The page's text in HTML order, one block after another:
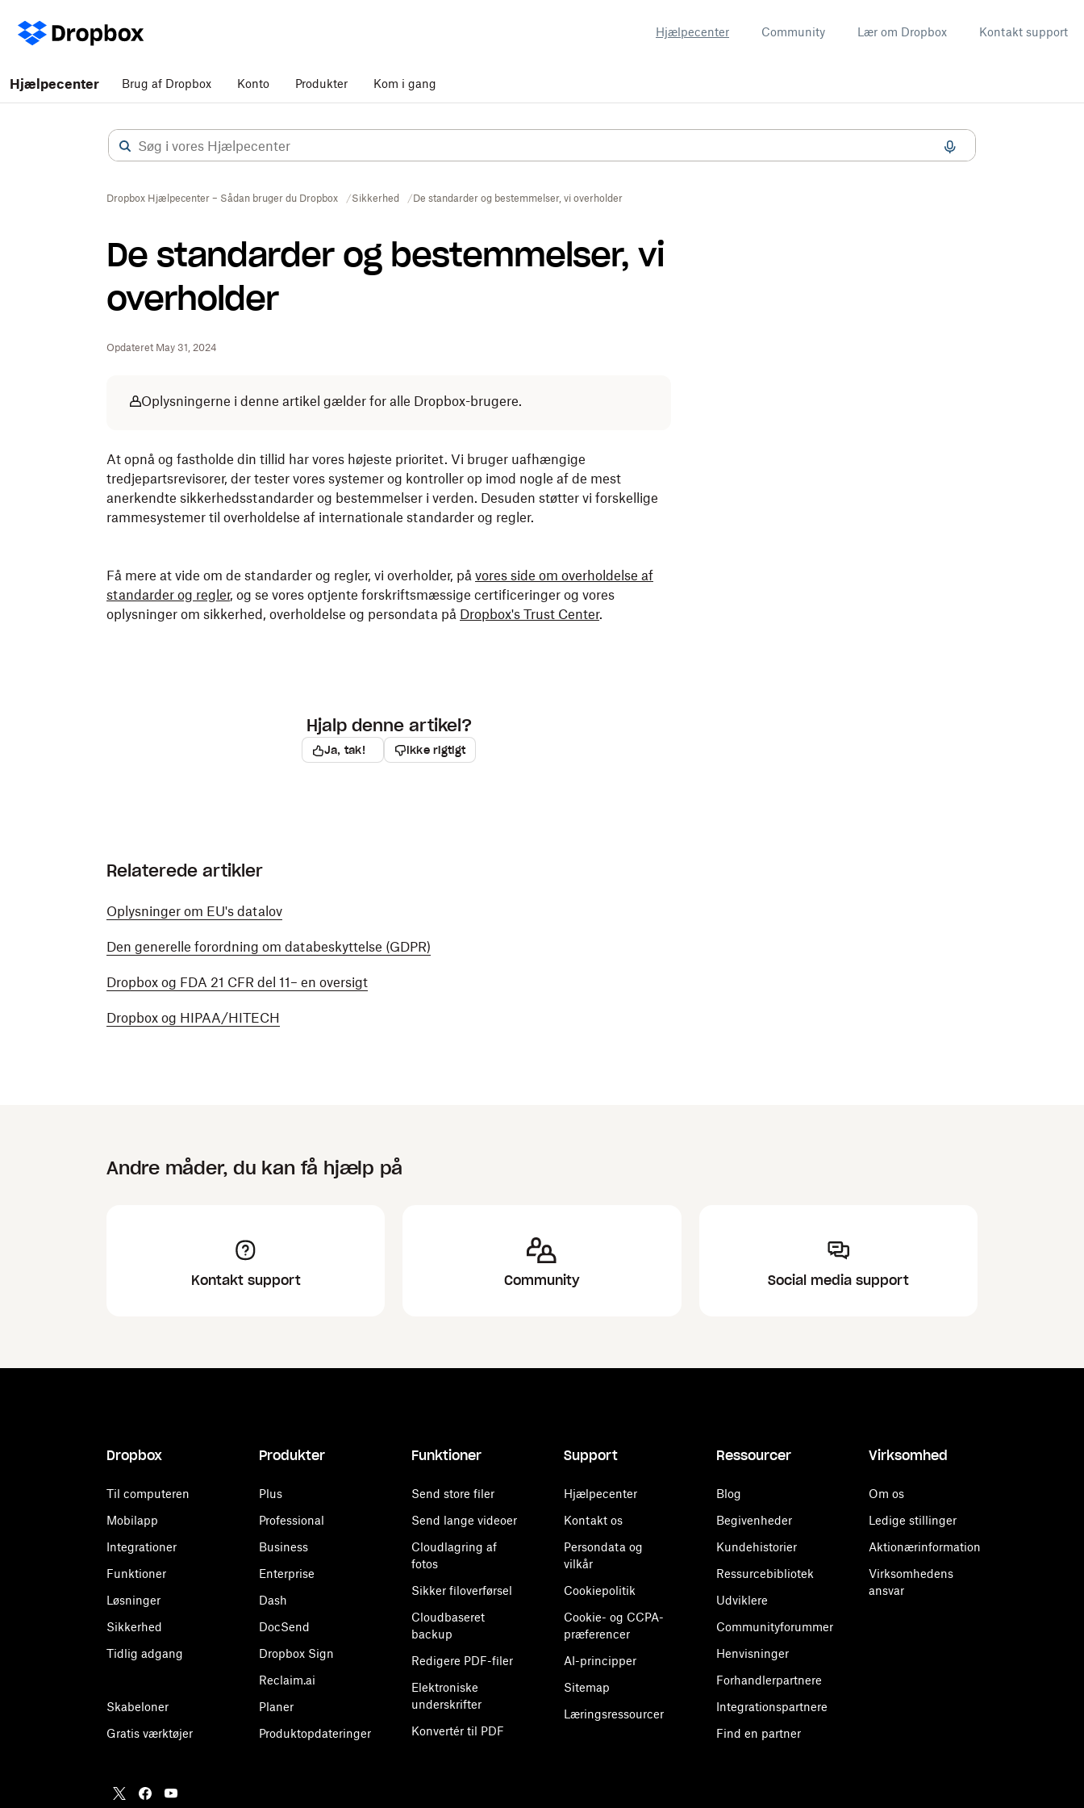
Hjælpecenter Community Lær om Dropbox Kontakt support
Hjælpecenter Brug af Dropbox Konto Produkter Kom i gang
Dropbox Hjælpecenter – Sådan bruger du Dropbox Sikkerhed De standarder og bestemmelser, vi overholder
De standarder og bestemmelser, vi
overholder
Opdateret May 31, 2024
Oplysningerne i denne artikel gælder for alle Dropbox-brugere.
At opnå og fastholde din tillid har vores højeste prioritet. Vi bruger uafhængige
tredjepartsrevisorer, der tester vores systemer og kontroller op imod nogle af de mest
anerkendte sikkerhedsstandarder og bestemmelser i verden. Desuden støtter vi forskellige
rammesystemer til overholdelse af internationale standarder og regler.
Få mere at vide om de standarder og regler, vi overholder, på vores side om overholdelse af
standarder og regler, og se vores optjente forskriftsmæssige certificeringer og vores
oplysninger om sikkerhed, overholdelse og persondata på Dropbox's Trust Center.
Hjalp denne artikel?
Ja, tak! Ikke rigtigt
Relaterede artikler
Oplysninger om EU's datalov
Den generelle forordning om databeskyttelse (GDPR)
Dropbox og FDA 21 CFR del 11– en oversigt
Dropbox og HIPAA/HITECH
Andre måder, du kan få hjælp på
Kontakt support Community Social media support
Dropbox
Til computeren
Mobilapp
Integrationer
Funktioner
Løsninger
Sikkerhed
Tidlig adgang
Skabeloner
Gratis værktøjer
Produkter
Plus
Professional
Business
Enterprise
Dash
DocSend
Dropbox Sign
Reclaim.ai
Planer
Produktopdateringer
Funktioner
Send store filer
Send lange videoer
Cloudlagring af
fotos
Sikker filoverførsel
Cloudbaseret
backup
Redigere PDF-filer
Elektroniske
underskrifter
Konvertér til PDF
Support
Hjælpecenter
Kontakt os
Persondata og
vilkår
Cookiepolitik
Cookie- og CCPA-
præferencer
AI-principper
Sitemap
Læringsressourcer
Ressourcer
Blog
Begivenheder
Kundehistorier
Ressurcebibliotek
Udviklere
Communityforummer
Henvisninger
Forhandlerpartnere
Integrationspartnere
Find en partner
Virksomhed
Om os
Ledige stillinger
Aktionærinformation
Virksomhedens
ansvar